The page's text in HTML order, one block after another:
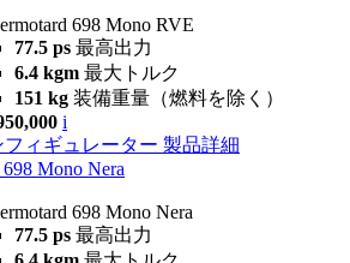
698 Mono RVE
77.5 ps 最高出力
6.4 kgm 最大トルク
151 kg 装備重量（燃料を除く）
i
フィギュレーター 製品詳細
698 Mono Nera
698 Mono Nera
77.5 ps 最高出力